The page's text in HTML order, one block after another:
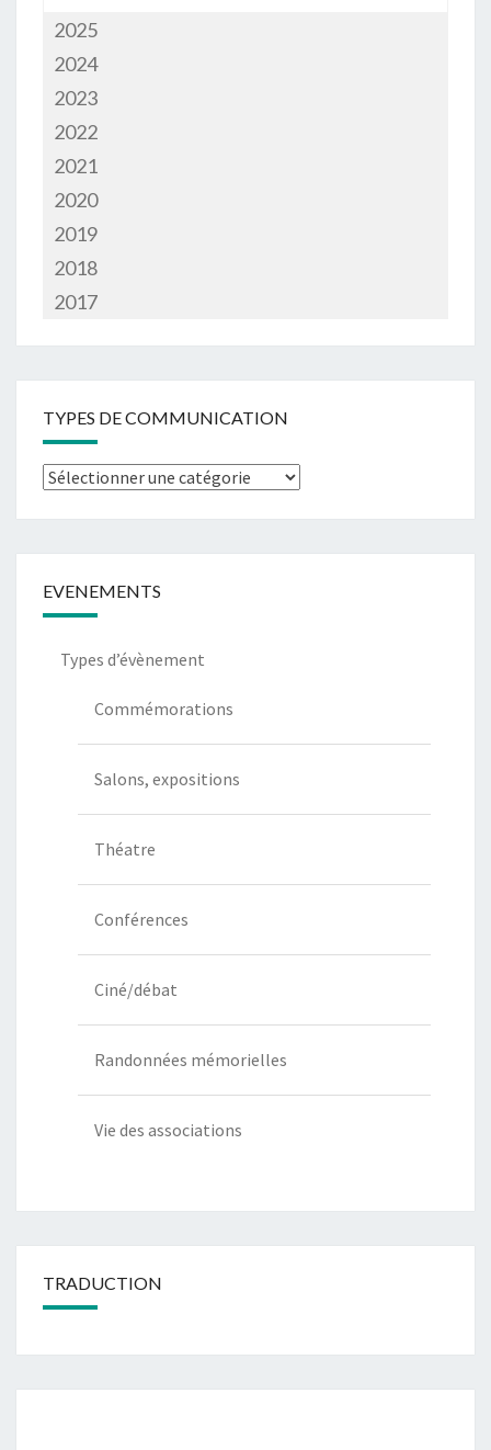
2025
2024
2023
2022
2021
2020
2019
2018
2017
TYPES DE COMMUNICATION
Types
EVENEMENTS
Types d’évènement
Commémorations
Salons, expositions
Théatre
Conférences
Ciné/débat
Randonnées mémorielles
Vie des associations
TRADUCTION